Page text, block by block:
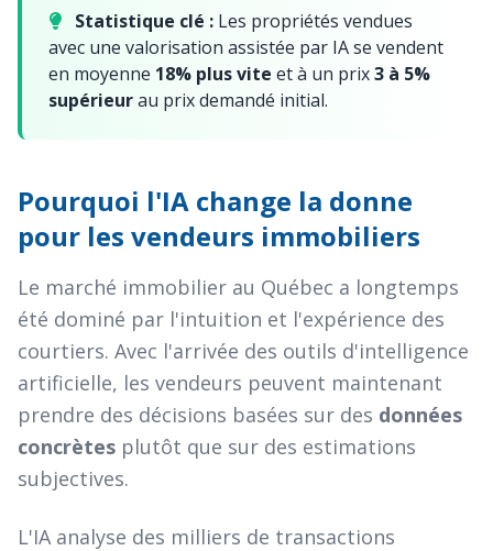
Statistique clé : Les propriétés vendues
avec une valorisation assistée par IA se vendent
en moyenne 18% plus vite et à un prix3 à 5%
supérieurau prix demandé initial.
Pourquoi l'IA change la donne
pour les vendeurs immobiliers
Le marché immobilier au Québec a longtemps
été dominé par l'intuition et l'expérience des
courtiers. Avec l'arrivée des outils d'intelligence
artificielle, les vendeurs peuvent maintenant
prendre des décisions basées sur des données
concrètes plutôt que sur des estimations
subjectives.
L'IA analyse des milliers de transactions